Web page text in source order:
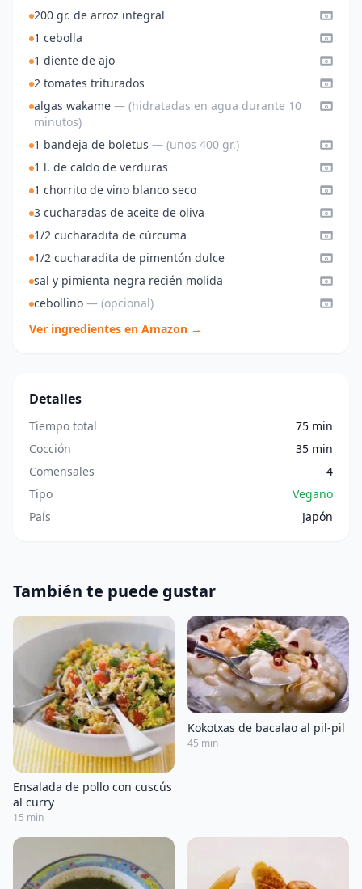
200 gr. de arroz integral
1 cebolla
1 diente de ajo
2 tomates triturados
algas wakame — (hidratadas en agua durante 10
minutos)
1 bandeja de boletus — (unos 400 gr.)
1 l. de caldo de verduras
1 chorrito de vino blanco seco
3 cucharadas de aceite de oliva
1/2 cucharadita de cúrcuma
1/2 cucharadita de pimentón dulce
sal y pimienta negra recién molida
cebollino — (opcional)
Ver ingredientes en Amazon →
Detalles
Tiempo total
75 min
Cocción
35 min
Comensales
4
Tipo
Vegano
País
Japón
También te puede gustar
Ensalada de pollo con cuscús
al curry
15 min
Kokotxas de bacalao al pil-pil
45 min